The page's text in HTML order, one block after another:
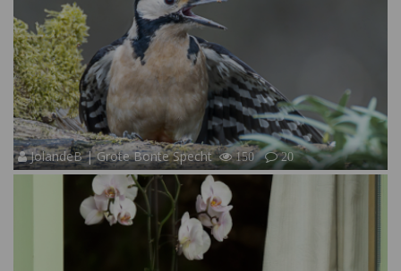
JolandeB | Grote Bonte Specht 150 20